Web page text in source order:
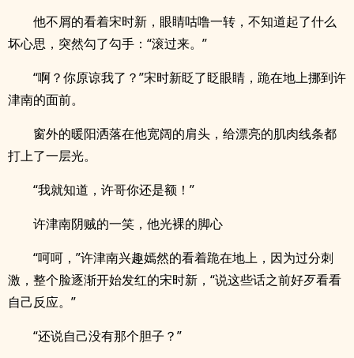
他不屑的看着宋时新，眼睛咕噜一转，不知道起了什么
坏心思，突然勾了勾手：“滚过来。”
“啊？你原谅我了？”宋时新眨了眨眼睛，跪在地上挪到许
津南的面前。
窗外的暖阳洒落在他宽阔的肩头，给漂亮的肌肉线条都
打上了一层光。
“我就知道，许哥你还是额！”
许津南阴贼的一笑，他光裸的脚心
“呵呵，”许津南兴趣嫣然的看着跪在地上，因为过分刺
激，整个脸逐渐开始发红的宋时新，“说这些话之前好歹看看
自己反应。”
“还说自己没有那个胆子？”